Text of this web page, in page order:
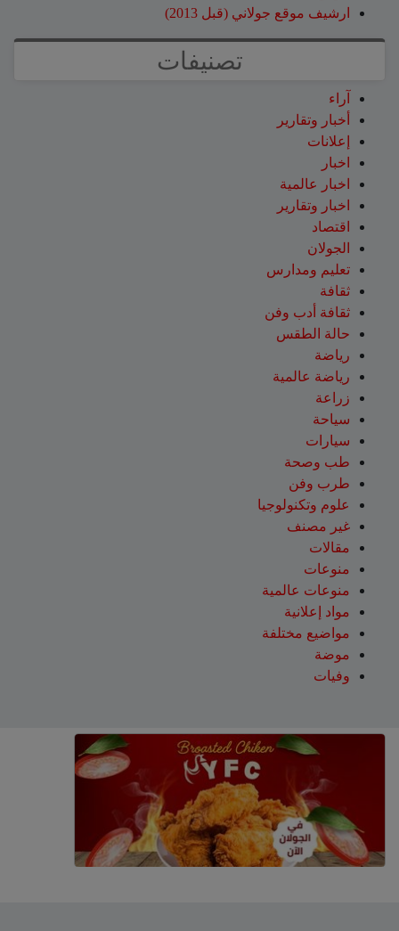
ارشيف موقع جولاني (قبل 2013)
تصنيفات
آراء
أخبار وتقارير
إعلانات
اخبار
اخبار عالمية
اخبار وتقارير
اقتصاد
الجولان
تعليم ومدارس
ثقافة
ثقافة أدب وفن
حالة الطقس
رياضة
رياضة عالمية
زراعة
سياحة
سيارات
طب وصحة
طرب وفن
علوم وتكنولوجيا
غير مصنف
مقالات
منوعات
منوعات عالمية
مواد إعلانية
مواضيع مختلفة
موضة
وفيات